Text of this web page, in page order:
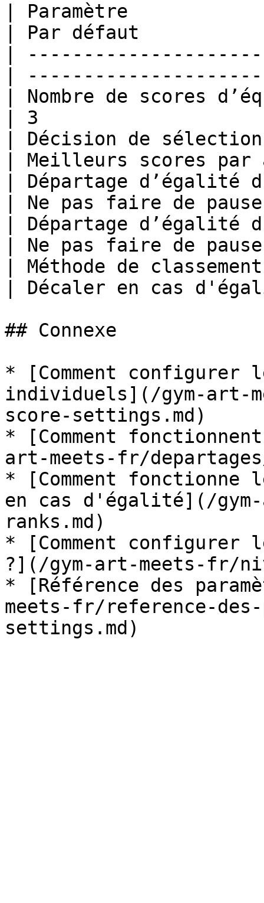
| Paramètre
| Par défaut
|
|
| Nombre de scores
| 3
| Décision de
| Meilleurs scores
| Départage d’égalité
| Ne pas faire de
| Départage d’égalité
| Ne pas faire de
| Méthode de
| Décaler en cas
## Connexe
* [Comment configurer
individuels](/gym-art-
score-settings.md)
* [Comment
art-meets-fr/
* [Comment fonctionne
en cas d'égalité](/
ranks.md)
* [Comment configurer
?](/gym-art-meets-fr/
* [Référence des
meets-fr/reference-